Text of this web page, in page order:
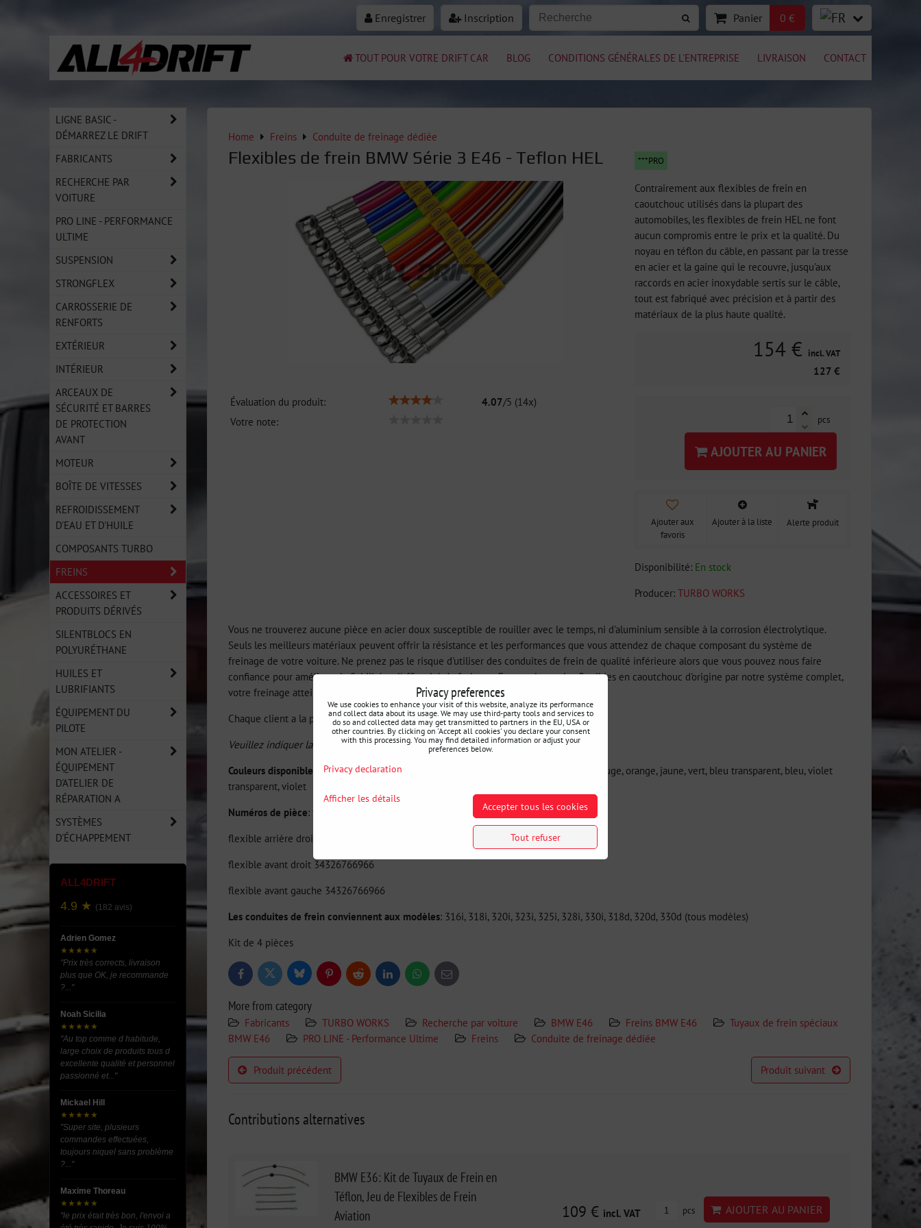
Enregistrer Inscription Panier 0 €
TOUT POUR VOTRE DRIFT CAR BLOG CONDITIONS GÉNÉRALES DE L'ENTREPRISE LIVRAISON CONTACT
Home Freins Conduite de freinage dédiée
Flexibles de frein BMW Série 3 E46 - Teflon HEL
Évaluation du produit: 4.07/5 (14x)
Votre note:
***PRO
Contrairement aux flexibles de frein en
caoutchouc utilisés dans la plupart des
automobiles, les flexibles de frein HEL ne font
aucun compromis entre le prix et la qualité. Du
noyau en téflon du câble, en passant par la tresse
en acier et la gaine qui le recouvre, jusqu'aux
raccords en acier inoxydable sertis sur le câble,
tout est fabriqué avec précision et à partir des
matériaux de la plus haute qualité.
154 € incl. VAT
127 €
pcs
AJOUTER AU PANIER
Ajouter aux
favoris
Ajouter à la liste Alerte produit
Disponibilité: En stock
Producer: TURBO WORKS
Vous ne trouverez aucune pièce en acier doux susceptible de rouiller avec le temps, ni d'aluminium sensible à la corrosion électrolytique.
Seuls les meilleurs matériaux peuvent offrir la résistance et les performances que vous attendez de chaque composant du système de
freinage de votre voiture. Ne prenez pas le risque d'utiliser des conduites de frein de qualité inférieure alors que vous pouvez nous faire
confiance pour améliorer la fiabilité et l'efficacité du freinage. En remplaçant les flexibles en caoutchouc d'origine par notre système complet,
votre freinage atteindra un nouveau niveau de précision.
Chaque client a la possibilité de choisir la couleur du câble sans frais supplémentaires.
Veuillez indiquer la couleur dans les commentaires de votre commande.
Couleurs disponibles
: transparent, blanc, noir, carbone transparent, rouge transparent, rouge, orange, jaune, vert, bleu transparent, bleu, violet
transparent, violet
Numéros de pièce: flexible arrière gauche 34301165174
flexible arrière droit 34301165174
flexible avant droit 34326766966
flexible avant gauche 34326766966
Les conduites de frein conviennent aux modèles: 316i, 318i, 320i, 323i, 325i, 328i, 330i, 318d, 320d, 330d (tous modèles)
Kit de 4 pièces
FacebookTwitter BlueskyPinterestReddit LinkedInWhatsApp
E-
mail
More from category
Fabricants TURBO WORKS Recherche par voiture BMW E46 Freins BMW E46
Tuyaux de frein spéciaux
BMW E46
PRO LINE - Performance Ultime Freins Conduite de freinage dédiée
Produit précédent Produit suivant
Contributions alternatives
BMW E36: Kit de Tuyaux de Frein en
Téflon, Jeu de Flexibles de Frein
Aviation
109 € incl. VAT pcs AJOUTER AU PANIER
LIGNE BASIC -
DÉMARREZ LE DRIFT
FABRICANTS
RECHERCHE PAR
VOITURE
PRO LINE - PERFORMANCE
ULTIME
SUSPENSION
STRONGFLEX
CARROSSERIE DE
RENFORTS
EXTÉRIEUR
INTÉRIEUR
ARCEAUX DE
SÉCURITÉ ET BARRES
DE PROTECTION
AVANT
MOTEUR
BOÎTE DE VITESSES
REFROIDISSEMENT
D'EAU ET D'HUILE
COMPOSANTS TURBO
FREINS
ACCESSOIRES ET
PRODUITS DÉRIVÉS
SILENTBLOCS EN
POLYURÉTHANE
HUILES ET
LUBRIFIANTS
ÉQUIPEMENT DU
PILOTE
MON ATELIER -
ÉQUIPEMENT
D'ATELIER DE
RÉPARATION A
SYSTÈMES
D'ÉCHAPPEMENT
ALL4DRIFT
4.9 ★ (182 avis)
Adrien Gomez
★★★★★
"Prix très corrects, livraison
plus que OK, je recommande
?..."
Noah Sicilia
★★★★★
"Au top comme d habitude,
large choix de produits tous d
excellente qualité et personnel
passionné et..."
Mickael Hill
★★★★★
"Super site, plusieurs
commandes effectuées,
toujours niquel sans problème
?..."
Maxime Thoreau
★★★★★
"le prix était très bon, l'envoi a
Privacy preferences
We use cookies to enhance your visit of this website, analyze its performance
and collect data about its usage. We may use third-party tools and services to
do so and collected data may get transmitted to partners in the EU, USA or
other countries. By clicking on 'Accept all cookies' you declare your consent
with this processing. You may find detailed information or adjust your
preferences below.
Privacy declaration
Afficher les détails
Accepter tous les cookies
Tout refuser